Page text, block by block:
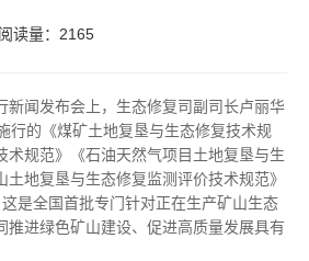
阅读量：2165
新闻发布会上，生态修复司副司长卢丽华
行的《煤矿土地复垦与生态修复技术规
术规范》《石油天然气项目土地复垦与生
地复垦与生态修复监测评价技术规范》
是全国首批专门针对正在生产矿山生态
推进绿色矿山建设、促进高质量发展具有